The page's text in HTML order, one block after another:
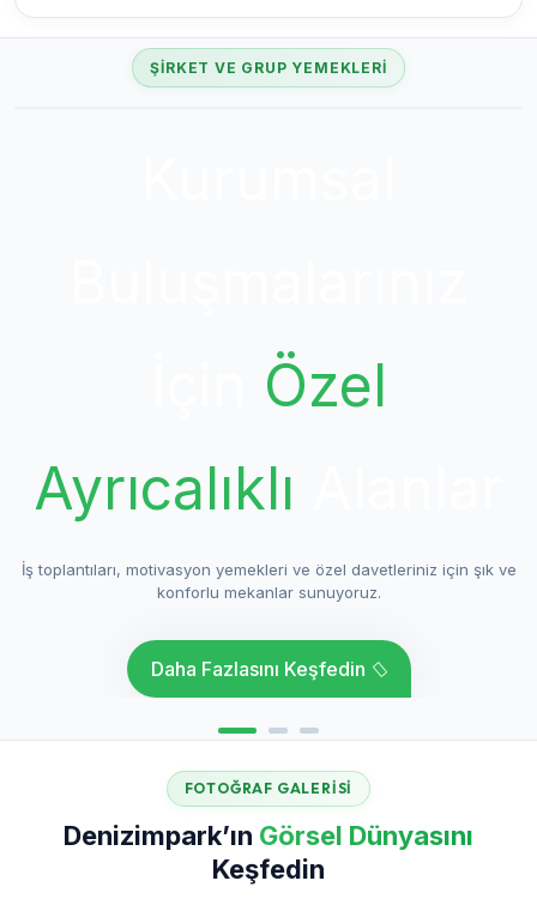
ŞIRKET VE GRUP YEMEKLERI
Özel
Ayrıcalıklı
İş toplantıları, motivasyon yemekleri ve özel davetleriniz için şık ve
konforlu mekanlar sunuyoruz.
Daha Fazlasını Keşfedin
FOTOĞRAF GALERISI
Denizimpark’ın Görsel Dünyasını
Keşfedin